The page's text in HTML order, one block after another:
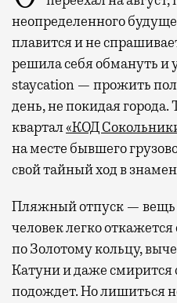
неопределенного
плавится и не
решила себя обмануть и
staycation — прожить
день, не покидая
квартал«КОД
на месте бывшего
свой тайный ход в
Пляжный отпуск — вещь
человек легко
по Золотому кольцу,
Катуни и даже смирится
подождет. Но лишиться